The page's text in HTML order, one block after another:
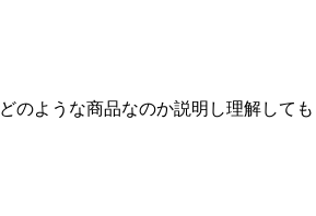
ような商品なのか説明し理解しても